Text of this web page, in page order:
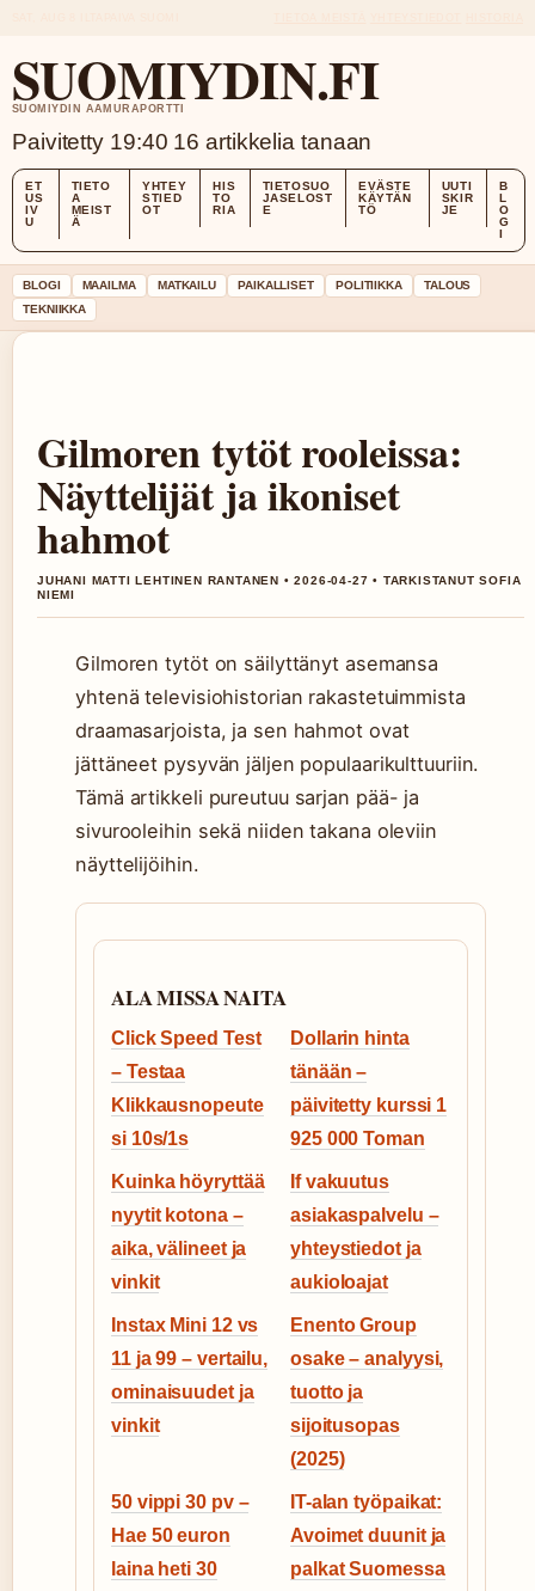
SUOMIYDIN.FI
SUOMIYDIN AAMURAPORTTI
Paivitetty 19:40 16 artikkelia tanaan
ET
US
IV
U
TIETO
A
MEIST
Ä
YHTEY
STIED
OT
HIS
TO
RIA
TIETOSUO
JASELOST
E
EVÄSTE
KÄYTÄN
TÖ
UUTI
SKIR
JE
B
L
O
G
I
BLOGI MAAILMA MATKAILU PAIKALLISET POLITIIKKA
TALOUS
TEKNIIKKA
Gilmoren tytöt rooleissa:
Näyttelijät ja ikoniset
hahmot
JUHANI MATTI LEHTINEN RANTANEN • 2026-04-27 • TARKISTANUT SOFIA
NIEMI
Gilmoren tytöt on säilyttänyt asemansa
yhtenä televisiohistorian rakastetuimmista
draamasarjoista, ja sen hahmot ovat
jättäneet pysyvän jäljen populaarikulttuuriin.
Tämä artikkeli pureutuu sarjan pää- ja
sivurooleihin sekä niiden takana oleviin
näyttelijöihin.
ALA MISSA NAITA
Click Speed Test
– Testaa
Klikkausnopeute
si 10s/1s
Dollarin hinta
tänään –
päivitetty kurssi 1
925 000 Toman
Kuinka höyryttää
nyytit kotona –
aika, välineet ja
vinkit
If vakuutus
asiakaspalvelu –
yhteystiedot ja
aukioloajat
Instax Mini 12 vs
11 ja 99 – vertailu,
ominaisuudet ja
vinkit
Enento Group
osake – analyysi,
tuotto ja
sijoitusopas
(2025)
50 vippi 30 pv –
Hae 50 euron
laina heti 30
IT-alan työpaikat:
Avoimet duunit ja
palkat Suomessa